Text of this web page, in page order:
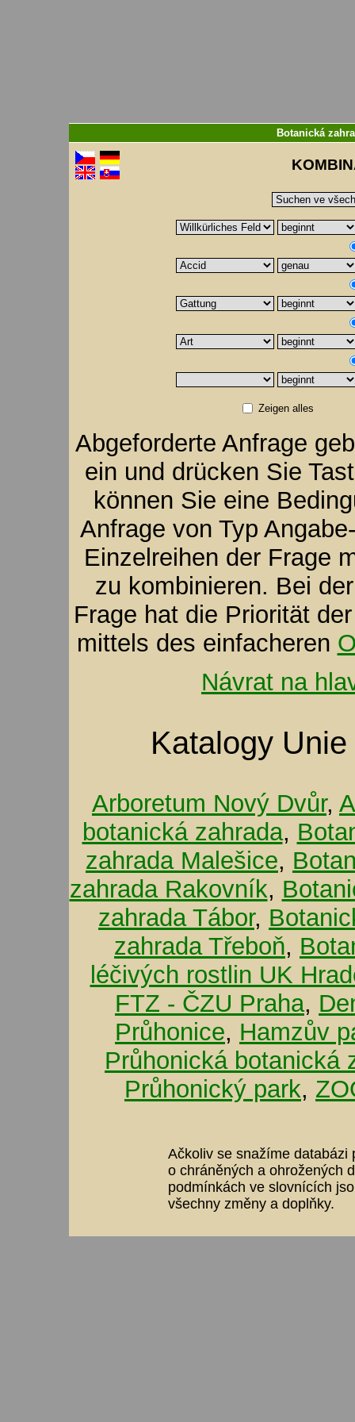
Botanická
Zeigen alles
Abgeforderte Anfrage
ein und drücken Sie
können Sie eine
Anfrage von Typ
Einzelreihen der Frage
zu kombinieren. Bei
Frage hat die Priorität
mittels des einfacheren
Návrat na
Katalogy
Arboretum Nový Dvůr,
botanická zahrada,
zahrada Malešice,
zahrada Rakovník,
zahrada Tábor,
zahrada Třeboň,
léčivých rostlin UK
FTZ - ČZU Praha,
Průhonice, Hamzův
Průhonická botanická
Průhonický park,
Ačkoliv se snažíme databázi
o chráněných a ohrožených
podmínkách ve slovnících
všechny změny a doplňky.